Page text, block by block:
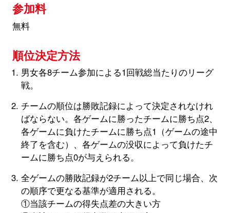
参加料
無料
順位決定方法
男女各8チーム参加による1回戦総当たりのリーグ
戦。
チームの順位は勝敗記録によって決定されなけれ
ばならない。各ゲームに勝ったチームに勝ち点2、
各ゲームに負けたチームに勝ち点1（ゲームの途中
終了を含む）、各ゲームの没収によって負けたチ
ームに勝ち点0が与えられる。
全ゲームの勝敗記録が2チーム以上で同じ場合、次
の順序で更なる基準が適用される。
①当該チームの得失点差の大きい方